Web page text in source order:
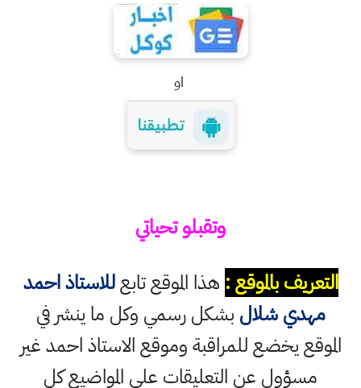
او
وتقبلو تحياتي
التعريف بالموقع : هذا الموقع تابعللاستاذ احمد
مهدي شلال بشكل رسمي وكل ما ينشر في
الموقع يخضع للمراقبة وموقع الاستاذ احمد غير
مسؤول عن التعليقات على المواضيع كل